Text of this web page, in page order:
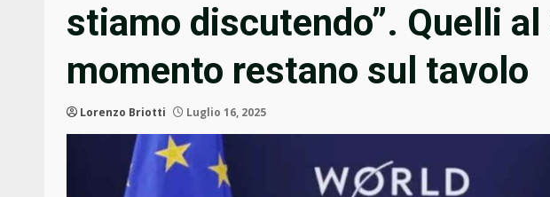
stiamo discutendo”. Quelli al
momento restano sul tavolo
Lorenzo Briotti Luglio 16, 2025